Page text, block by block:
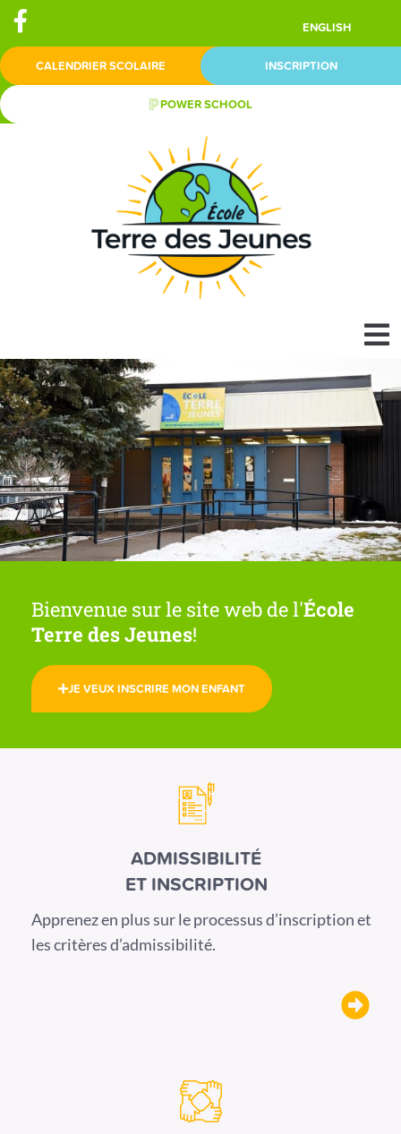
ENGLISH
CALENDRIER SCOLAIRE INSCRIPTION
POWER SCHOOL
Bienvenue sur le site web de l'École
Terre des Jeunes!
JE VEUX INSCRIRE MON ENFANT
ADMISSIBILITÉ
ET INSCRIPTION
Apprenez en plus sur le processus d’inscription et
les critères d’admissibilité.